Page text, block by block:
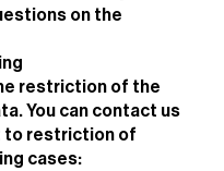
on the
restriction of the
You can contact us
to restriction of
cases: